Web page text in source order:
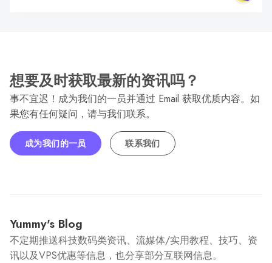
想要及时获取最新的资讯吗？
事不宜迟！成为我们的一员并通过 Email 获取优质内容。如
果您有任何疑问，请与我们联系。
成为我们的一员 联系我们
Yummy's Blog
不定期推送科技数码类资讯、流媒体/实用教程、技巧、资
讯以及VPS优惠等信息，也分享部分互联网信息。